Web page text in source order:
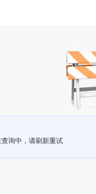
查询中，请刷新重试